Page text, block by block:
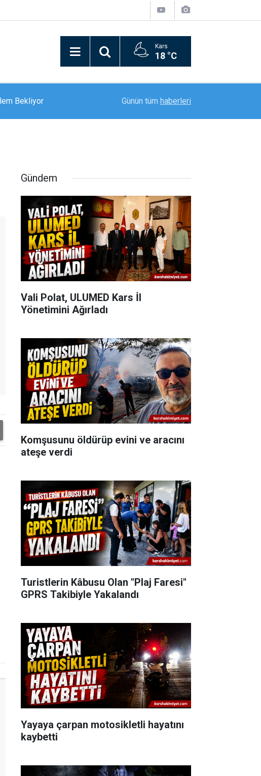
Kars
18 °C
Erzurumspor FK, sezon öncesi kamp
Günün tüm haberleri
Gündem
Vali Polat, ULUMED Kars İl
Yönetimini Ağırladı
Komşusunu öldürüp evini ve aracını
ateşe verdi
Turistlerin Kâbusu Olan "Plaj Faresi"
GPRS Takibiyle Yakalandı
Yayaya çarpan motosikletli hayatını
kaybetti